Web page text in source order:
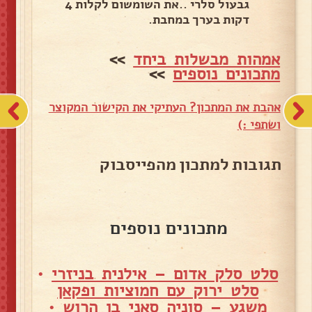
גבעול סלרי ..את השומשום לקלות 4
דקות בערך במחבת.
אמהות מבשלות ביחד >>
מתכונים נוספים>>
אהבת את המתכון? העתיקי את הקישור המקוצר
ושתפי :)
תגובות למתכון מהפייסבוק
מתכונים נוספים
סלט סלק אדום – אילנית בניזרי •
סלט ירוק עם חמוציות ופקאן
משגע – סוניה סאני בן הרוש•